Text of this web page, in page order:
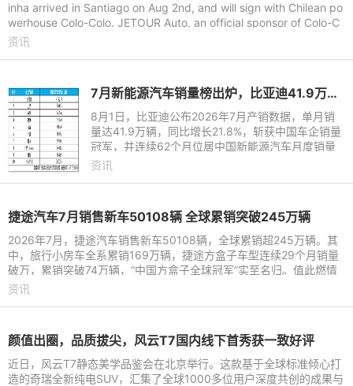
inha arrived in Santiago on Aug 2nd, and will sign with Chilean po
werhouse Colo-Colo. JETOUR Auto, an official sponsor of Colo-C
olo, arrange
资讯
7月新能源汽车销量榜出炉，比亚迪41.9万辆稳居榜首
8月1日，比亚迪公布2026年7月产销数据，单月销
量达41.9万辆，同比增长21.8%，斩获中国车企销量
冠军，并连续62个月位居中国新能源汽车月度销量
首位。这份强劲表现延续至下半年，继2026年上半
资讯
捷途汽车7月销售新车50108辆 全球累销突破245万辆
2026年7月，捷途汽车销售新车50108辆，全球累销超245万辆。其
中，旅行小房车全系累销169万辆，捷途方盒子车型连续29个月销量
破万，累销突破74万辆，“中国方盒子全球冠军”实至名归。值此燃情
盛夏，捷途汽车依托旅行
资讯
颜值出圈，品质拔尖，风云T7国内线下首秀获一致好评
近日，风云T7静态美学品鉴会在北京举行。这款基于全球标准倾心打
造的奇瑞全新纯电SUV，汇集了全球1000多位用户深度共创的成果与